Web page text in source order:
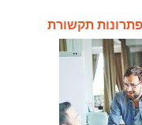
פתרונות תקשורת